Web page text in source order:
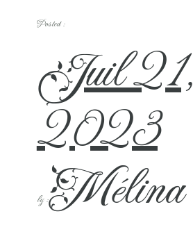
Posted :
Juil 21,
2023
by :Mélina